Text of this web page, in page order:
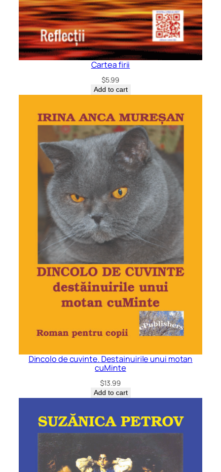
Cartea firii
$5.99
Add to cart
Dincolo de cuvinte. Destainuirile unui motan
cuMinte
$13.99
Add to cart